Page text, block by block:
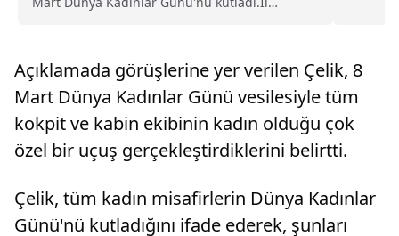
çiçek v...
Açıklamada görüşlerine yer verilen Çelik, 8
Mart Dünya Kadınlar Günü vesilesiyle tüm
kokpit ve kabin ekibinin kadın olduğu çok
özel bir uçuş gerçekleştirdiklerini belirtti.
Çelik, tüm kadın misafirlerin Dünya Kadınlar
Günü'nü kutladığını ifade ederek, şunları